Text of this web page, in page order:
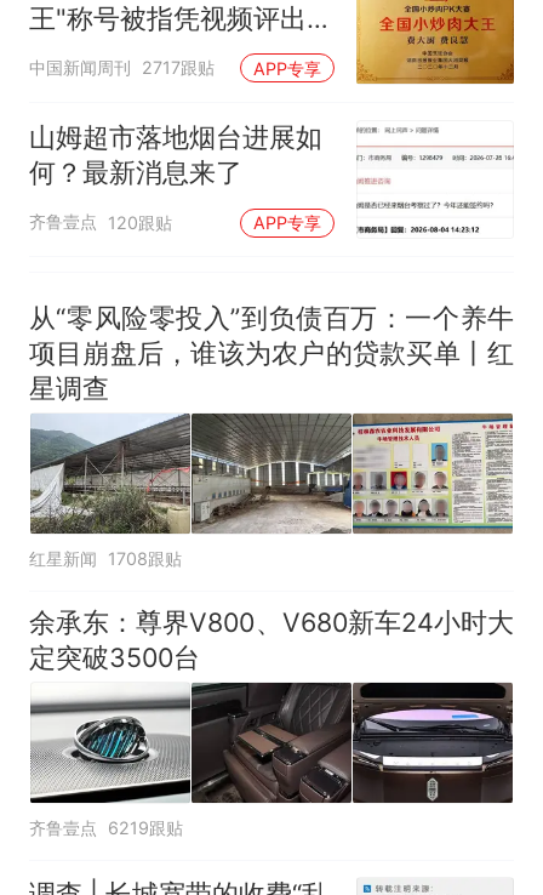
王"称号被指凭视频评出
官方回应
中国新闻周刊 2717跟贴 APP专享
山姆超市落地烟台进展如
何？最新消息来了
齐鲁壹点 120跟贴 APP专享
从“零风险零投入”到负债百万：一个养牛
项目崩盘后，谁该为农户的贷款买单丨红
星调查
红星新闻 1708跟贴
余承东：尊界V800、V680新车24小时大
定突破3500台
齐鲁壹点 6219跟贴